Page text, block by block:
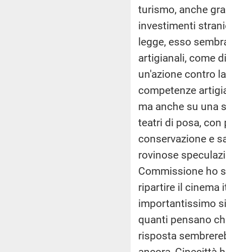
turismo, anche
investimenti
legge, esso
artigianali, come
un'azione contro
competenze
ma anche su una
teatri di posa, con
conservazione e
rovinose
Commissione ho
ripartire il cinema
importantissimo
quanti pensano
risposta